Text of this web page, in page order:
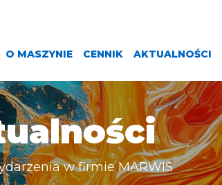
O MASZYNIE CENNIK AKTUALNOŚCI
w firmie MARWIS